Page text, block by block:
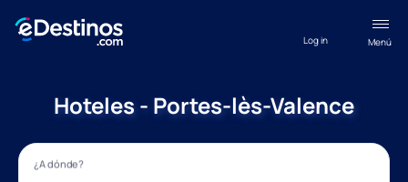
Menú
Log in
Hoteles - Portes-lès-Valence